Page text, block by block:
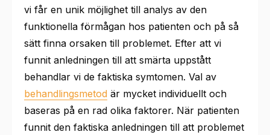
vi får en unik möjlighet till analys av den
funktionella förmågan hos patienten och på så
sätt finna orsaken till problemet. Efter att vi
funnit anledningen till att smärta uppstått
behandlar vi de faktiska symtomen. Val av
behandlingsmetod är mycket individuellt och
baseras på en rad olika faktorer. När patienten
funnit den faktiska anledningen till att problemet